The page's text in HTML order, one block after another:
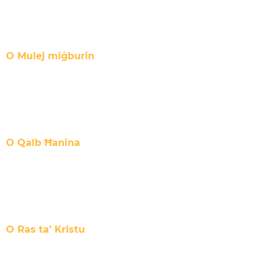
O Mulej miġburin
O Qalb Ħanina
O Ras ta’ Kristu